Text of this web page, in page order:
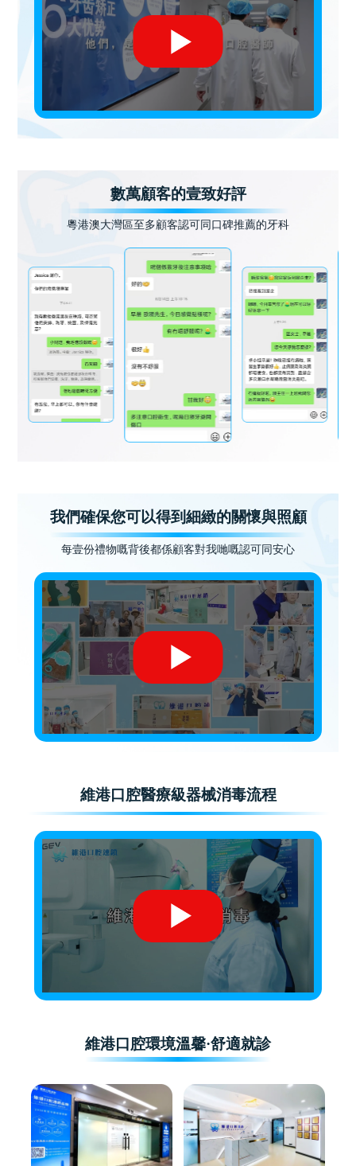
數萬顧客的壹致好評
粵港澳大灣區至多顧客認可同口碑推薦的牙科
我們確保您可以得到細緻的關懷與照顧
每壹份禮物嘅背後都係顧客對我哋嘅認可同安心
維港口腔醫療級器械消毒流程
維港口腔環境溫馨·舒適就診